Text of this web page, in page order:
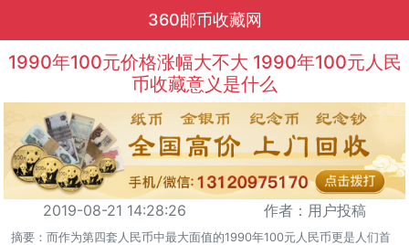
360邮币收藏网
1990年100元价格涨幅大不大 1990年100元人民
币收藏意义是什么
2019-08-21 14:28:26 作者：用户投稿
摘要：而作为第四套人民币中最大面值的1990年100元人民币更是人们首